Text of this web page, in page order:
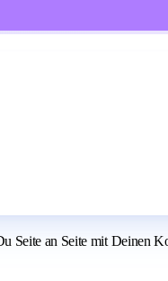
Seite an Seite mit Deinen